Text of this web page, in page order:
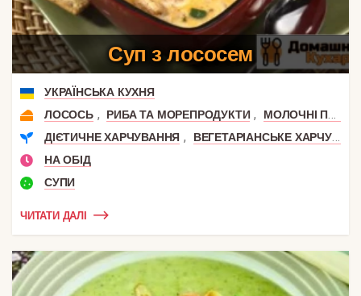
Суп з лососем
УКРАЇНСЬКА КУХНЯ
ЛОСОСЬ , РИБА ТА МОРЕПРОДУКТИ ,
МОЛОЧНІ ПРОДУКТИ
ДІЄТИЧНЕ ХАРЧУВАННЯ ,
ВЕГЕТАРІАНСЬКЕ ХАРЧУВАННЯ
НА ОБІД
СУПИ
ЧИТАТИ ДАЛІ